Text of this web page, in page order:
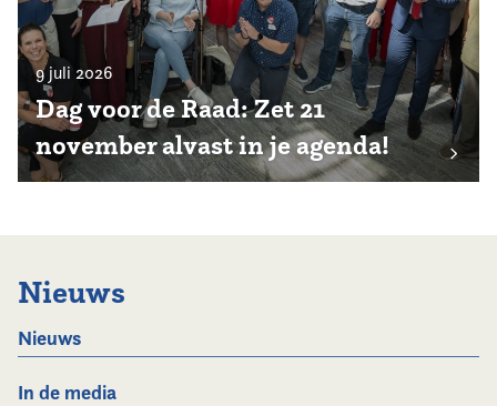
9 juli 2026
Dag voor de Raad: Zet 21
november alvast in je agenda!
Nieuws
Nieuws
In de media